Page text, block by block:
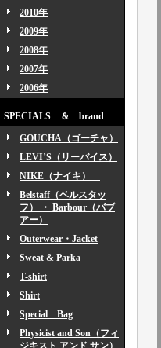
2010年
2009年
2008年
2007年
2006年
SPECIALS ＆ brand
GOUCHA（ゴーチャ）
LEVI’S（リーバイス）
NIKE（ナイキ）
Belstaff（ベルスタッ
フ） ・ Barbour（バブ
アー）
Outerwear・Jacket
Sweat & Parka
T-shirt
Shirt
Special Bag
Physicist and Son（フィ
ジキスト アンド サン）